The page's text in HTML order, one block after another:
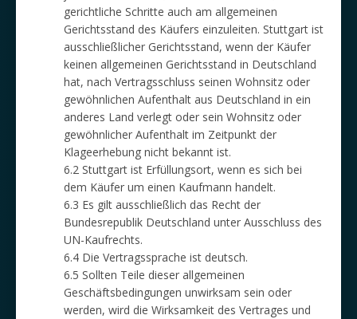
gerichtliche Schritte auch am allgemeinen
Gerichtsstand des Käufers einzuleiten. Stuttgart ist
ausschließlicher Gerichtsstand, wenn der Käufer
keinen allgemeinen Gerichtsstand in Deutschland
hat, nach Vertragsschluss seinen Wohnsitz oder
gewöhnlichen Aufenthalt aus Deutschland in ein
anderes Land verlegt oder sein Wohnsitz oder
gewöhnlicher Aufenthalt im Zeitpunkt der
Klageerhebung nicht bekannt ist.
6.2 Stuttgart ist Erfüllungsort, wenn es sich bei
dem Käufer um einen Kaufmann handelt.
6.3 Es gilt ausschließlich das Recht der
Bundesrepublik Deutschland unter Ausschluss des
UN-Kaufrechts.
6.4 Die Vertragssprache ist deutsch.
6.5 Sollten Teile dieser allgemeinen
Geschäftsbedingungen unwirksam sein oder
werden, wird die Wirksamkeit des Vertrages und